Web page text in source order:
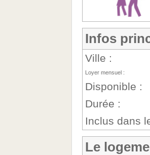
Infos
Ville :
Loyer mensuel :
Disponible :
Durée :
Inclus dans
Le